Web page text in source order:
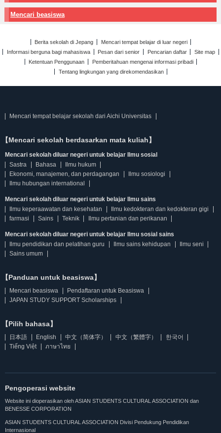
Mencari beasiswa
Berita sekolah di Jepang
Mencari tempat belajar di luar negeri
Informasi berguna bagi mahasiswa
Pesan dari senior Pencarian daftar
Site map
Ketentuan Penggunaan
Pemberitahuan mengenai informasi pribadi
Tentang lingkungan yang direkomendasikan
Mencari tempat belajar sekolah dari Aichi Universitas
【Mencari sekolah berdasarkan mata kuliah】
Mencari sekolah diluar negeri untuk belajar Ilmu sosial
Sastra
Bahasa
Ilmu hukum
Ekonomi, manajemen, dan perdagangan
Ilmu sosiologi
Ilmu hubungan international
Mencari sekolah diluar negeri untuk belajar Ilmu sains
Ilmu keperaawatan dan kesehatan
Ilmu kedokteran dan kedokteran gigi
farmasi
Sains Teknik Ilmu pertanian dan perikanan
Mencari sekolah diluar negeri untuk belajar Ilmu sosial sains
Ilmu pendidikan dan pelatihan guru
Ilmu sains kehidupan
Ilmu seni
Sains umum
【Panduan untuk beasiswa】
Mencari beasiswa
Pendaftaran untuk Beasiswa
JAPAN STUDY SUPPORT Scholarships
【Pilih bahasa】
日本語 English 中文（简体字） 中文（繁體字）
한국어
Tiếng Việt
ภาษาไทย
Pengoperasi website
Website ini dioperasikan oleh ASIAN STUDENTS CULTURAL ASSOCIATION dan
BENESSE CORPORATION
ASIAN STUDENTS CULTURAL ASSOCIATION Divisi Pendukung Pendidikan
Internasional